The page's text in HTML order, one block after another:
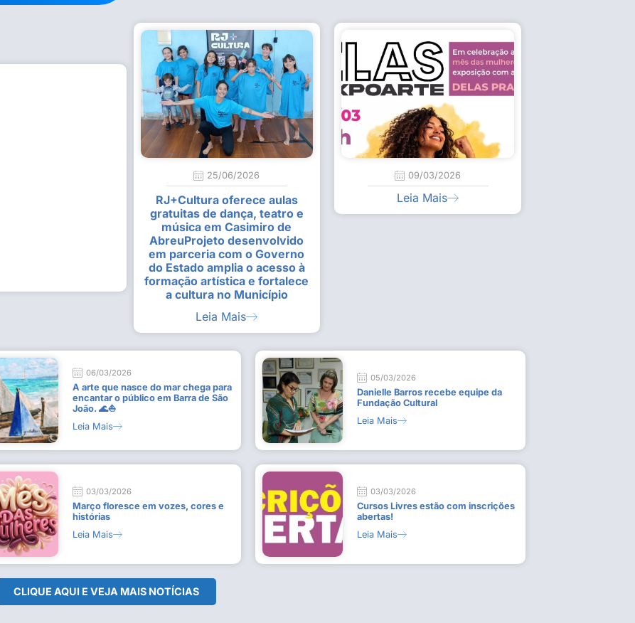
Estudantes vivenciam experiência artística em visita guiada à exposição “Em
Busca do Divino”, em Rio Dourado
9 de julho de 2026
Leia Mais
25/06/2026
RJ+Cultura oferece aulas
gratuitas de dança, teatro e
música em Casimiro de
AbreuProjeto desenvolvido
em parceria com o Governo
do Estado amplia o acesso à
formação artística e fortalece
a cultura no Município
Leia Mais
09/03/2026
Leia Mais
06/03/2026
A arte que nasce do mar chega para
encantar o público em Barra de São
João. 🌊⛵
Leia Mais
05/03/2026
Danielle Barros recebe equipe da
Fundação Cultural
Leia Mais
03/03/2026
Março floresce em vozes, cores e
histórias
Leia Mais
03/03/2026
Cursos Livres estão com inscrições
abertas!
Leia Mais
CLIQUE AQUI E VEJA MAIS NOTÍCIAS